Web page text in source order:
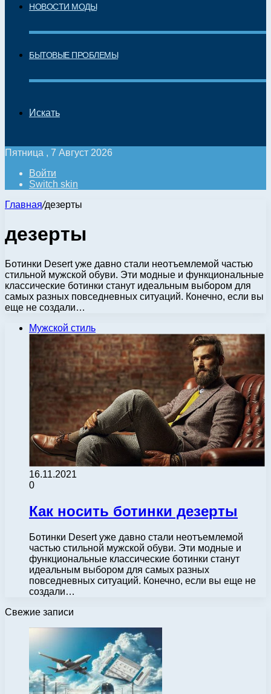
НОВОСТИ МОДЫ
БЫТОВЫЕ ПРОБЛЕМЫ
Искать
Пятница , 7 Август 2026
Войти
Switch skin
Главная/дезерты
дезерты
Ботинки Desert уже давно стали неотъемлемой частью
стильной мужской обуви. Эти модные и функциональные
классические ботинки станут идеальным выбором для
самых разных повседневных ситуаций. Конечно, если вы
еще не создали…
Мужской стиль
16.11.2021
0
Как носить ботинки дезерты
Ботинки Desert уже давно стали неотъемлемой
частью стильной мужской обуви. Эти модные и
функциональные классические ботинки станут
идеальным выбором для самых разных
повседневных ситуаций. Конечно, если вы еще не
создали…
Свежие записи